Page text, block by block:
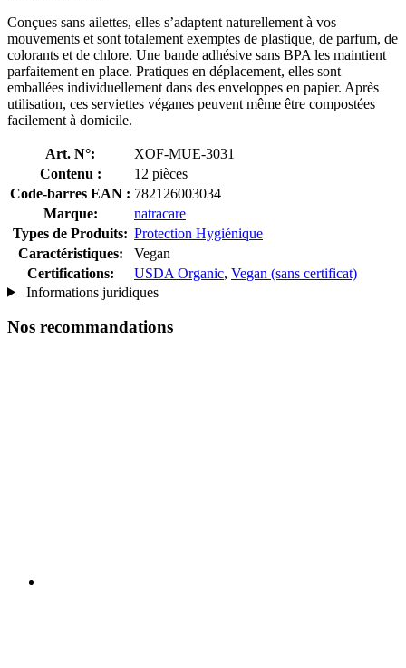
Conçues sans ailettes, elles s’adaptent naturellement à vos
mouvements et sont totalement exemptes de plastique, de parfum, de
colorants et de chlore. Une bande adhésive sans BPA les maintient
parfaitement en place. Pratiques en déplacement, elles sont
emballées individuellement dans des enveloppes en papier. Après
utilisation, ces serviettes véganes peuvent même être compostées
facilement à domicile.
Art. N°:
XOF-MUE-3031
Contenu :
12 pièces
Code-barres EAN : 782126003034
Marque:
natracare
Types de Produits: Protection Hygiénique
Caractéristiques:
Vegan
Certifications:
USDA Organic, Vegan (sans certificat)
Informations juridiques
Nos recommandations